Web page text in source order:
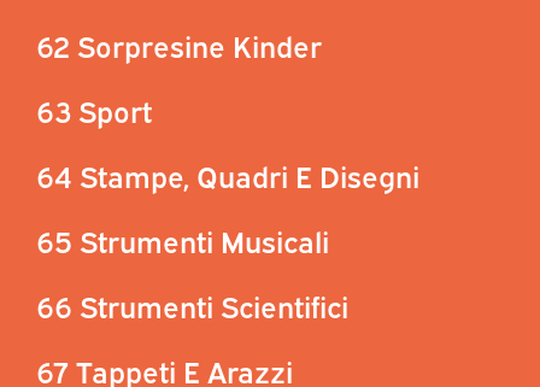
62 Sorpresine Kinder
63 Sport
64 Stampe, Quadri E Disegni
65 Strumenti Musicali
66 Strumenti Scientifici
67 Tappeti E Arazzi